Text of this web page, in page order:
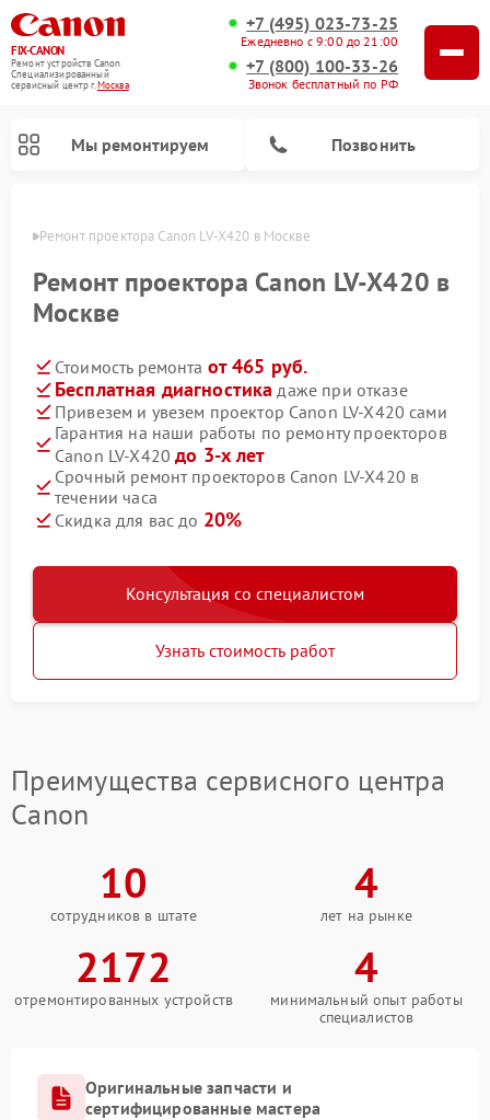
FIX-CANON
Ремонт устройств Canon
Специализированный
cервисный центр г.Москва
+7 (495) 023-73-25
Ежедневно с 9:00 до 21:00
+7 (800) 100-33-26
Звонок бесплатный по РФ
Мы ремонтируем Позвонить
Ремонт проектора Canon LV-X420 в Москве
Ремонт проектора Canon LV-X420 в
Москве
Стоимость ремонта от 465 руб.
Бесплатная диагностика даже при отказе
Привезем и увезем проектор Canon LV-X420 сами
Гарантия на наши работы по ремонту проекторов
Canon LV-X420до 3-х лет
Срочный ремонт проекторов Canon LV-X420 в
течении часа
Скидка для вас до 20%
Консультация со специалистом
Узнать стоимость работ
Преимущества сервисного центра
Canon
10
сотрудников в штате
4
лет на рынке
2172
отремонтированных устройств
4
минимальный опыт работы
специалистов
Оригинальные запчасти и
сертифицированные мастера